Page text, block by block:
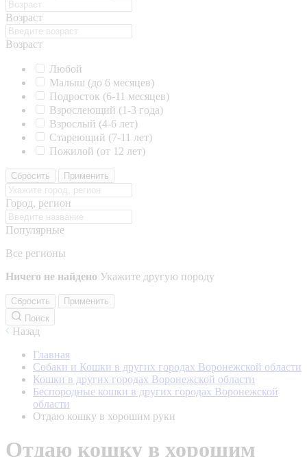
Возраст
Возраст
Любой
Малыш (до 6 месяцев)
Подросток (6-11 месяцев)
Взрослеющий (1-3 года)
Взрослый (4-6 лет)
Стареющий (7-11 лет)
Пожилой (от 12 лет)
Сбросить Применить
Город, регион
Популярные
Все регионы
Ничего не найдено Укажите другую породу
Сбросить
Применить
Поиск
Назад
Главная
Собаки и Кошки в других городах Воронежской области
Кошки в других городах Воронежской области
Беспородные кошки в других городах Воронежской
области
Отдаю кошку в хорошим руки
Отдаю кошку в хорошим